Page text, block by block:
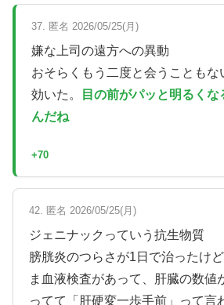
37. 匿名 2026/05/25(月)
嫌な上司の遠方への異動
おそらくもう二度と会うこともな
効いた。
目の前がパッと明るく
んだね
+70
42. 匿名 2026/05/25(月)
ジェニナックっていう抗生物質
膀胱炎のつらさが1日で治ったけ
ま血液検査があって、肝臓の数値
ってて「肝硬変一歩手前」って言